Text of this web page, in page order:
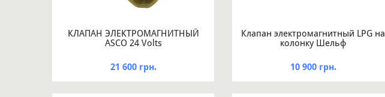
КЛАПАН ЭЛЕКТРОМАГНИТНЫЙ
ASCO 24 Volts
21 600 грн.
Клапан электромагнитный LPG на
колонку Шельф
10 900 грн.